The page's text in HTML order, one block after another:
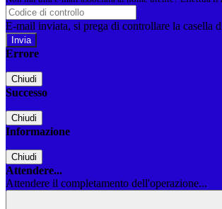
E-mail inviata, si prega di controllare la casella
Errore
Chiudi
Successo
Chiudi
Informazione
Chiudi
Attendere...
Attendere il completamento dell'operazione...